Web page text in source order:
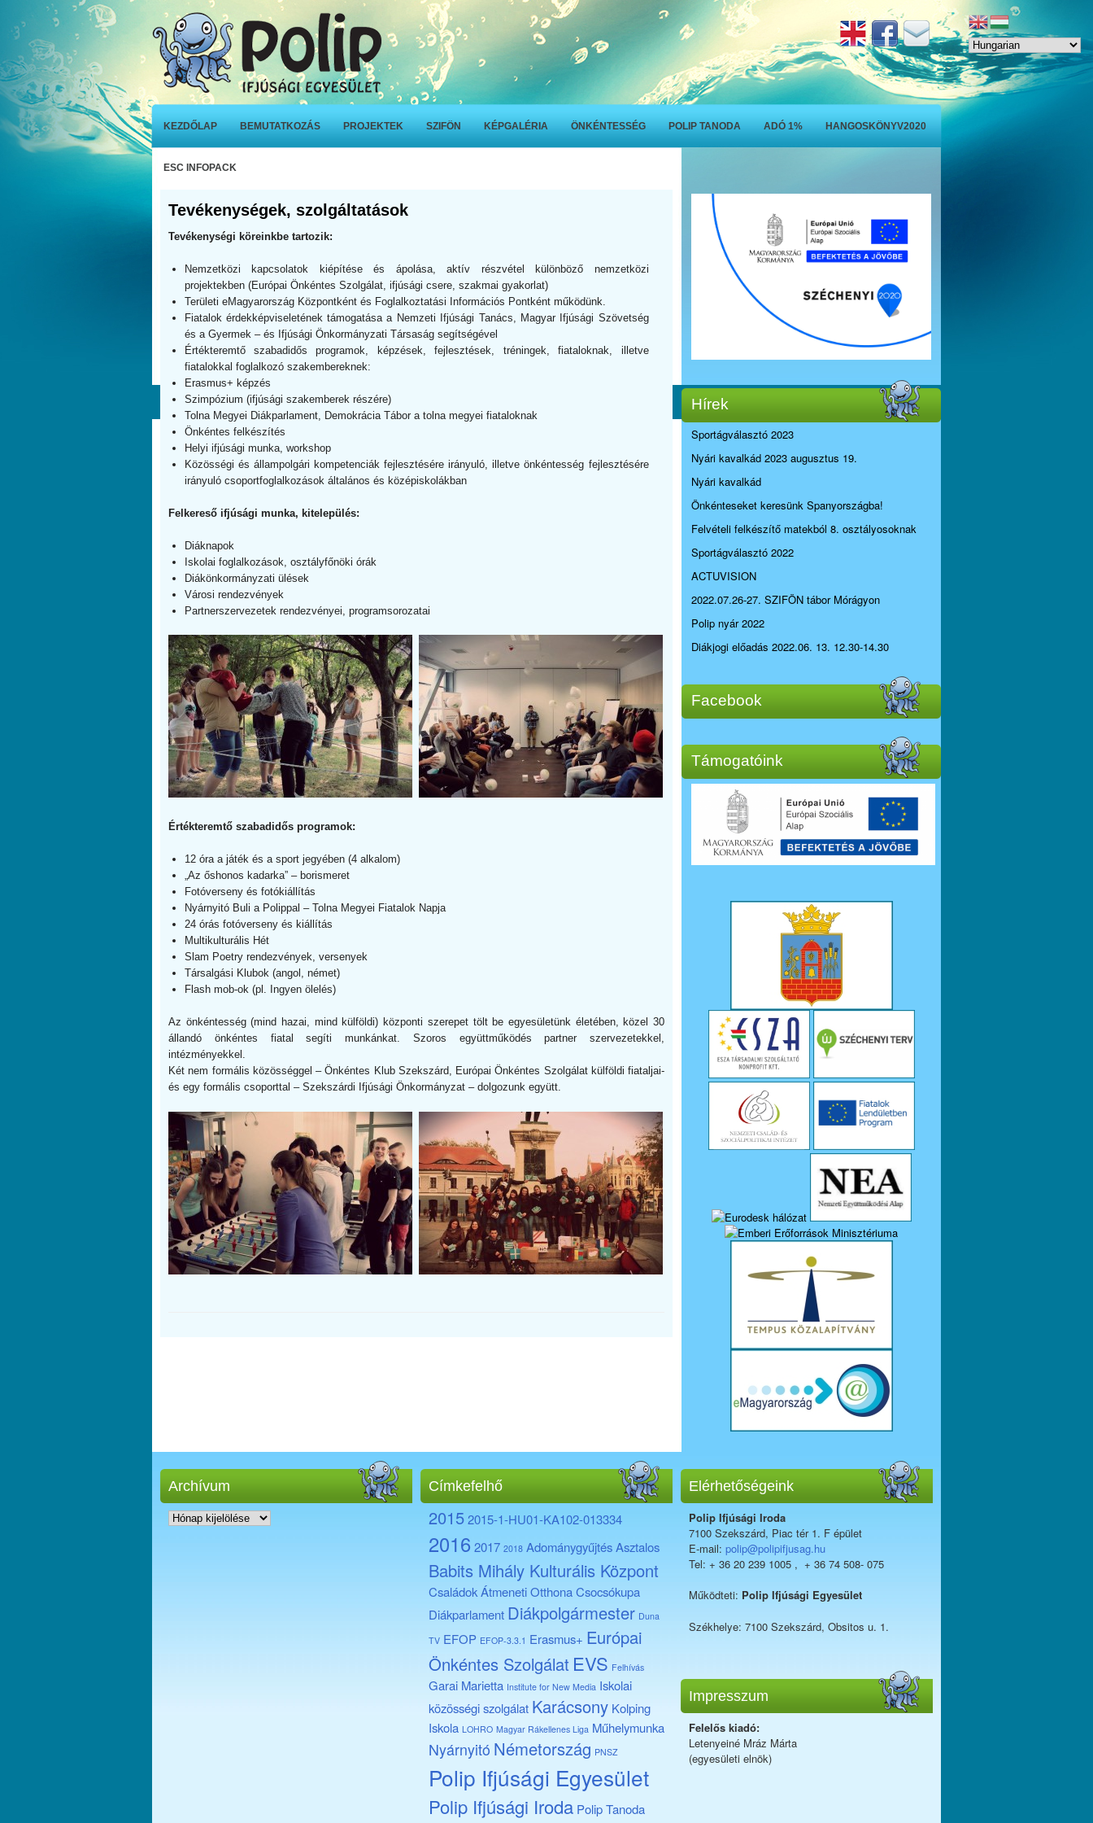
KEZDŐLAP BEMUTATKOZÁS PROJEKTEK SZIFÖN KÉPGALÉRIA ÖNKÉNTESSÉG POLIP TANODA ADÓ 1% HANGOSKÖNYV2020
ESC INFOPACK
Tevékenységek, szolgáltatások
Tevékenységi köreinkbe tartozik:
Nemzetközi kapcsolatok kiépítése és ápolása, aktív részvétel különböző nemzetközi
projektekben (Európai Önkéntes Szolgálat, ifjúsági csere, szakmai gyakorlat)
Területi eMagyarország Központként és Foglalkoztatási Információs Pontként működünk.
Fiatalok érdekképviseletének támogatása a Nemzeti Ifjúsági Tanács, Magyar Ifjúsági Szövetség
és a Gyermek – és Ifjúsági Önkormányzati Társaság segítségével
Értékteremtő szabadidős programok, képzések, fejlesztések, tréningek, fiataloknak, illetve
fiatalokkal foglalkozó szakembereknek:
Erasmus+ képzés
Szimpózium (ifjúsági szakemberek részére)
Tolna Megyei Diákparlament, Demokrácia Tábor a tolna megyei fiataloknak
Önkéntes felkészítés
Helyi ifjúsági munka, workshop
Közösségi és állampolgári kompetenciák fejlesztésére irányuló, illetve önkéntesség fejlesztésére
irányuló csoportfoglalkozások általános és középiskolákban
Felkereső ifjúsági munka, kitelepülés:
Diáknapok
Iskolai foglalkozások, osztályfőnöki órák
Diákönkormányzati ülések
Városi rendezvények
Partnerszervezetek rendezvényei, programsorozatai
Értékteremtő szabadidős programok:
12 óra a játék és a sport jegyében (4 alkalom)
„Az őshonos kadarka” – borismeret
Fotóverseny és fotókiállítás
Nyárnyitó Buli a Polippal – Tolna Megyei Fiatalok Napja
24 órás fotóverseny és kiállítás
Multikulturális Hét
Slam Poetry rendezvények, versenyek
Társalgási Klubok (angol, német)
Flash mob-ok (pl. Ingyen ölelés)
Az önkéntesség (mind hazai, mind külföldi) központi szerepet tölt be egyesületünk életében, közel 30
állandó önkéntes fiatal segíti munkánkat. Szoros együttműködés partner szervezetekkel,
intézményekkel.
Két nem formális közösséggel – Önkéntes Klub Szekszárd, Európai Önkéntes Szolgálat külföldi fiataljai-
és egy formális csoporttal – Szekszárdi Ifjúsági Önkormányzat – dolgozunk együtt.
Hírek
Sportágválasztó 2023
Nyári kavalkád 2023 augusztus 19.
Nyári kavalkád
Önkénteseket keresünk Spanyországba!
Felvételi felkészítő matekból 8. osztályosoknak
Sportágválasztó 2022
ACTUVISION
2022.07.26-27. SZIFÖN tábor Mórágyon
Polip nyár 2022
Diákjogi előadás 2022.06. 13. 12.30-14.30
Facebook
Támogatóink
Archívum
Archívum
Címkefelhő
20152015-1-HU01-KA102-013334
2016 2017 2018 AdománygyűjtésAsztalos
Babits Mihály Kulturális Központ
Családok Átmeneti OtthonaCsocsókupa
Diákparlament Diákpolgármester Duna
TV EFOP EFOP-3.3.1 Erasmus+ Európai
Önkéntes Szolgálat EVS Felhívás
Garai Marietta Institute for New Media Iskolai
közösségi szolgálat Karácsony Kolping
Iskola LOHRO Magyar Rákellenes Liga Műhelymunka
Nyárnyitó Németország PNSZ
Polip Ifjúsági Egyesület
Polip Ifjúsági Iroda Polip Tanoda
Elérhetőségeink
Polip Ifjúsági Iroda
7100 Szekszárd, Piac tér 1. F épület
E-mail: polip@polipifjusag.hu
Tel: + 36 20 239 1005 , + 36 74 508- 075
Működteti: Polip Ifjúsági Egyesület
Székhelye: 7100 Szekszárd, Obsitos u. 1.
Impresszum
Felelős kiadó:
Letenyeiné Mráz Márta
(egyesületi elnök)